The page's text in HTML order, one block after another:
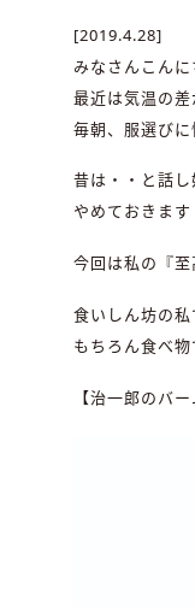
[2019.4.28]
みなさんこん
最近は気温の
毎朝、服選び
昔は・・と話
やめておきま
今回は私の『
食いしん坊の
もちろん食べ
【治一郎のバ